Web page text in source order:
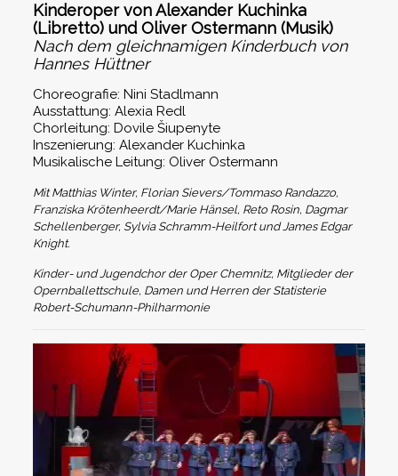
Kinderoper von Alexander Kuchinka
(Libretto) und Oliver Ostermann (Musik)
Nach dem gleichnamigen Kinderbuch von
Hannes Hüttner
Choreografie: Nini Stadlmann
Ausstattung: Alexia Redl
Chorleitung: Dovile Šiupenyte
Inszenierung: Alexander Kuchinka
Musikalische Leitung: Oliver Ostermann
Mit Matthias Winter, Florian Sievers/Tommaso Randazzo,
Franziska Krötenheerdt/Marie Hänsel, Reto Rosin, Dagmar
Schellenberger, Sylvia Schramm-Heilfort und James Edgar
Knight.
Kinder- und Jugendchor der Oper Chemnitz, Mitglieder der
Opernballettschule, Damen und Herren der Statisterie
Robert-Schumann-Philharmonie